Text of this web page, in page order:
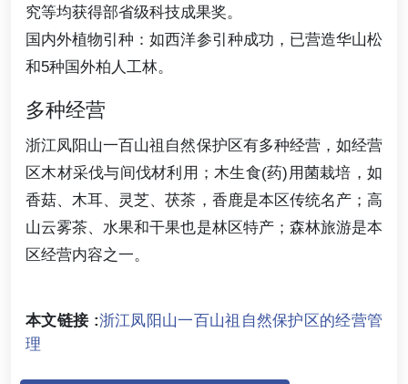
究等均获得部省级科技成果奖。
国内外植物引种：如西洋参引种成功，已营造华山松
和5种国外柏人工林。
多种经营
浙江凤阳山一百山祖自然保护区有多种经营，如经营
区木材采伐与间伐材利用；木生食(药)用菌栽培，如
香菇、木耳、灵芝、茯茶，香鹿是本区传统名产；高
山云雾茶、水果和干果也是林区特产；森林旅游是本
区经营内容之一。
本文链接 :浙江凤阳山一百山祖自然保护区的经营管
理